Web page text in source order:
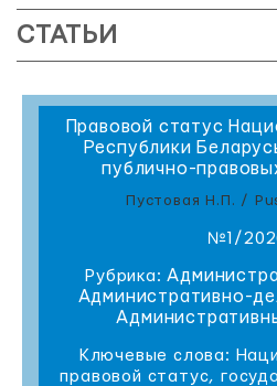
СТАТЬИ
Правовой статус
Республики
публично-
Пустовая Н.П. /
№1/
Рубрика:
Административно-
Ключевые слова:
правовой статус,